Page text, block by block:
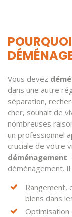
Vous devez
dans une autre
séparation,
cher, souhait de
nombreuses
un professionnel
cruciale de votre
déménagement
déménagement.
Rangement,
biens dans
Optimisation